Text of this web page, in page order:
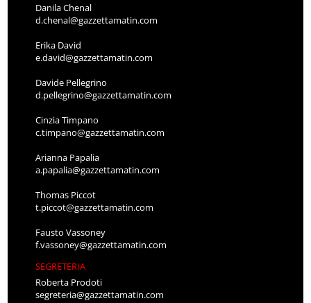
Danila Chenal
d.chenal@gazzettamatin.com
Erika David
e.david@gazzettamatin.com
Davide Pellegrino
d.pellegrino@gazzettamatin.com
Cinzia Timpano
c.timpano@gazzettamatin.com
Arianna Papalia
a.papalia@gazzettamatin.com
Thomas Piccot
t.piccot@gazzettamatin.com
Fausto Vassoney
f.vassoney@gazzettamatin.com
SEGRETERIA
Roberta Prodoti
segreteria@gazzettamatin.com